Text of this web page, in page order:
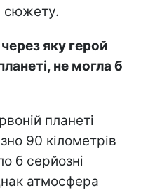
сюжету.
яку герой
не могла б
планеті
90 кілометрів
б серйозні
атмосфера